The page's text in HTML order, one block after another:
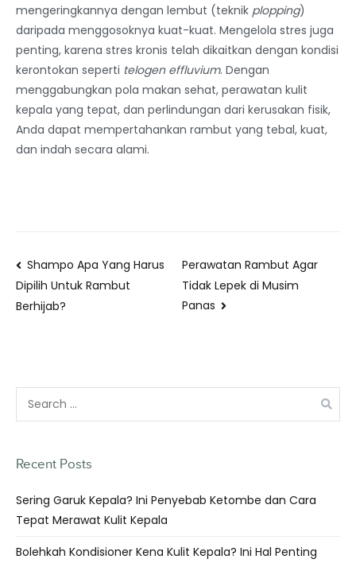
mengeringkannya dengan lembut (teknik plopping)
daripada menggosoknya kuat-kuat. Mengelola stres juga
penting, karena stres kronis telah dikaitkan dengan kondisi
kerontokan seperti telogen effluvium. Dengan
menggabungkan pola makan sehat, perawatan kulit
kepala yang tepat, dan perlindungan dari kerusakan fisik,
Anda dapat mempertahankan rambut yang tebal, kuat,
dan indah secara alami.
Shampo Apa Yang Harus
Dipilih Untuk Rambut
Berhijab?
Perawatan Rambut Agar
Tidak Lepek di Musim
Panas
Recent Posts
Sering Garuk Kepala? Ini Penyebab Ketombe dan Cara
Tepat Merawat Kulit Kepala
Bolehkah Kondisioner Kena Kulit Kepala? Ini Hal Penting